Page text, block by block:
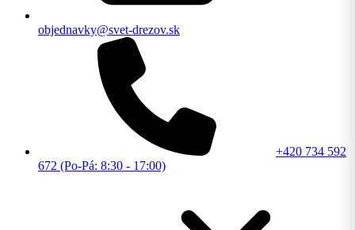
objednavky@svet-drezov.sk
+420 734 592
672 (Po-Pá: 8:30 - 17:00)